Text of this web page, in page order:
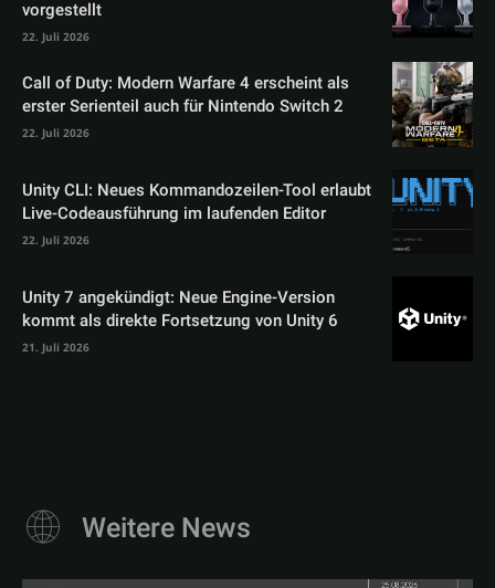
vorgestellt
22. Juli 2026
Call of Duty: Modern Warfare 4 erscheint als
erster Serienteil auch für Nintendo Switch 2
22. Juli 2026
Unity CLI: Neues Kommandozeilen-Tool erlaubt
Live-Codeausführung im laufenden Editor
22. Juli 2026
Unity 7 angekündigt: Neue Engine-Version
kommt als direkte Fortsetzung von Unity 6
21. Juli 2026
Weitere News